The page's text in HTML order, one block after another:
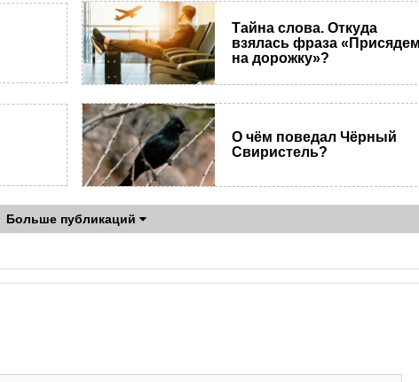
Тайна слова. Откуда
взялась фраза
на дорожку»?
О чём поведал Чёрный
Свиристель?
Больше публикаций